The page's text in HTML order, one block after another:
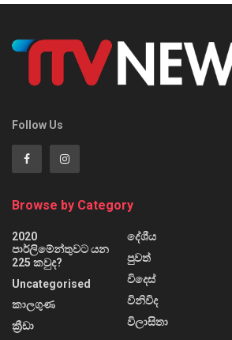
Follow Us
Browse by Category
2020
පාර්ලිමේන්තුවට යන
225 කවුද?
Uncategorised
කාලගුණ
ක්‍රීඩා
දේශීය
පුවත්
විදෙස්
විනිවිද
විලාසිතා